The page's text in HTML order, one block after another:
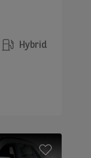
Hybrid